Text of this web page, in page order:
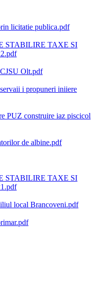
licitatie publica.pdf
STABILIRE TAXE SI
Olt.pdf
i propuneri iniiere
PUZ construire iaz piscicol
de albine.pdf
STABILIRE TAXE SI
local Brancoveni.pdf